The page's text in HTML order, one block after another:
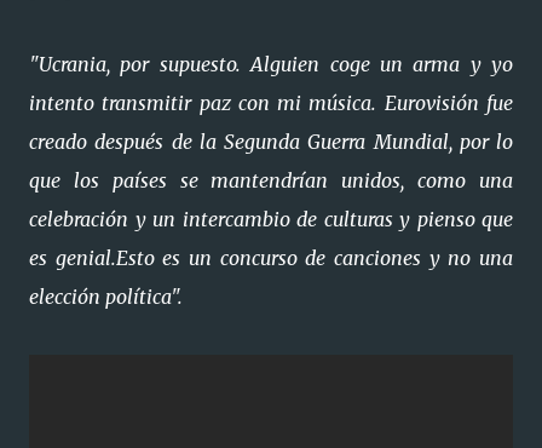
"Ucrania, por supuesto. Alguien coge un arma y yo
intento transmitir paz con mi música. Eurovisión fue
creado después de la Segunda Guerra Mundial, por lo
que los países se mantendrían unidos, como una
celebración y un intercambio de culturas y pienso que
es genial.Esto es un concurso de canciones y no una
elección política".